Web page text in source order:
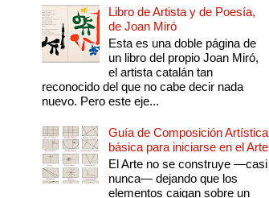
Libro de Artista y de Poesía,
de Joan Miró
Esta es una doble página de
un libro del propio Joan Miró,
el artista catalán tan
reconocido del que no cabe decir nada
nuevo. Pero este eje...
Guía de Composición Artística
básica para iniciarse en el Arte
El Arte no se construye —casi
nunca— dejando que los
elementos caigan sobre un